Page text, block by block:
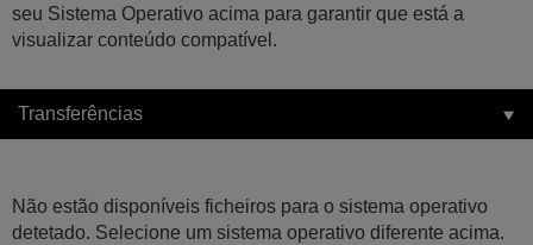
seu Sistema Operativo acima para garantir que está a
visualizar conteúdo compatível.
Transferências
Não estão disponíveis ficheiros para o sistema operativo
detetado. Selecione um sistema operativo diferente acima.